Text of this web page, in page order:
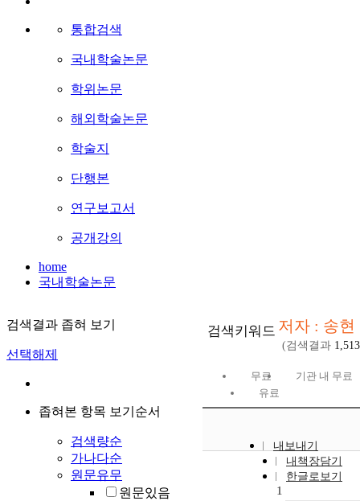
통합검색
국내학술논문
학위논문
해외학술논문
학술지
단행본
연구보고서
공개강의
home
국내학술논문
검색결과 좁혀 보기
선택해제
좁혀본 항목 보기순서
검색량순
가나다순
원문유무
원문있음
검색키워드 저자 : 송현
(검색결과 1,513
무료
기관 내 무료
유료
내보내기
내책장담기
한글로보기
1